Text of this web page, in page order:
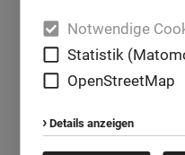
Notwendige
Statistik
OpenStreetMap
Details anzeigen